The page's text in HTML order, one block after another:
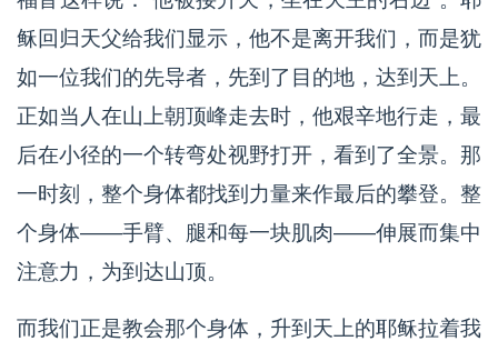
稣回归天父给我们显示，他不是离开我们，而是犹
如一位我们的先导者，先到了目的地，达到天上。
正如当人在山上朝顶峰走去时，他艰辛地行走，最
后在小径的一个转弯处视野打开，看到了全景。那
一时刻，整个身体都找到力量来作最后的攀登。整
个身体——手臂、腿和每一块肌肉——伸展而集中
注意力，为到达山顶。
而我们正是教会那个身体，升到天上的耶稣拉着我